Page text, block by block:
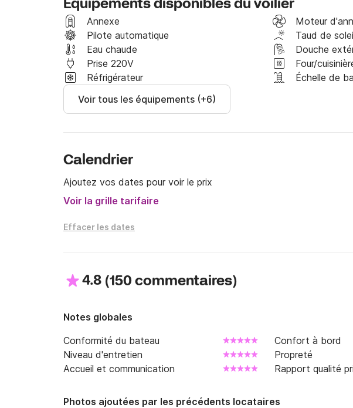
les îles de Capraia ou Elbe.
Vous pourrez ainsi découvrir la Corse autrement, en toute
N'hésitez donc pas à me contacter directement via la messagerie
sorties à la carte, selon vos envies.
Je répondrai avec plaisir à toutes vos questions et organiserai
Équipements disponibles du voilier
Annexe
Moteur
Pilote automatique
Taud de
Eau chaude
Douche
Prise 220V
Four/
Réfrigérateur
Échelle de
Voir tous les équipements (+6)
Calendrier
Ajoutez vos dates pour voir le prix
Voir la grille tarifaire
Effacer les dates
4.8 (150 commentaires)
Notes globales
Conformité du bateau
Confort à bord
Niveau d'entretien
Propreté
Accueil et communication
Rapport qualité
Photos ajoutées par les précédents locataires